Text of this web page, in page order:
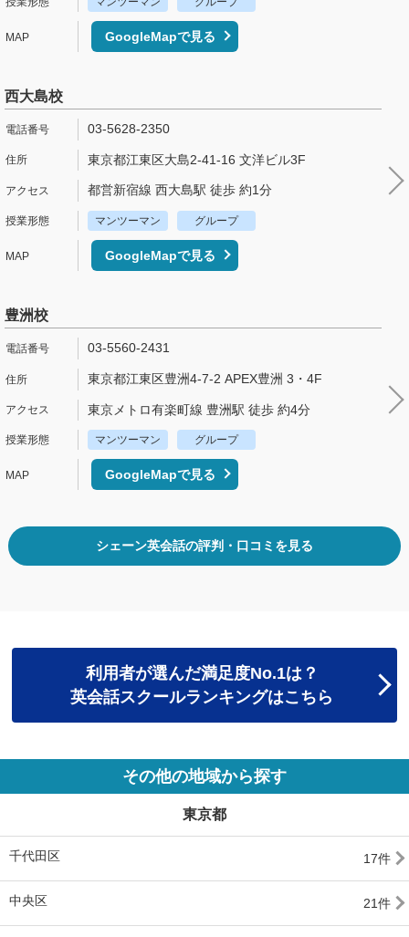
GoogleMapで見る
西大島校
03-5628-2350
東京都江東区大島2-41-16 文洋ビル3F
都営新宿線 西大島駅 徒歩 約1分
マンツーマン グループ
GoogleMapで見る
豊洲校
03-5560-2431
東京都江東区豊洲4-7-2 APEX豊洲 3・4F
東京メトロ有楽町線 豊洲駅 徒歩 約4分
マンツーマン グループ
GoogleMapで見る
シェーン英会話の評判・口コミを見る
利用者が選んだ満足度No.1は？
英会話スクールランキングはこちら
その他の地域から探す
東京都
千代田区 17件
中央区 21件